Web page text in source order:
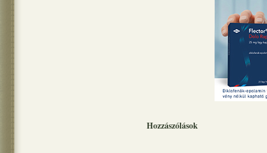
Hozzászólások